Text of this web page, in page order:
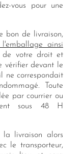
vous pour une
bon de livraison,
ainsi
de votre droit et
vérifier devant le
ne correspondait
Toute
par courrier ou
sous 48 H
la livraison alors
le transporteur,